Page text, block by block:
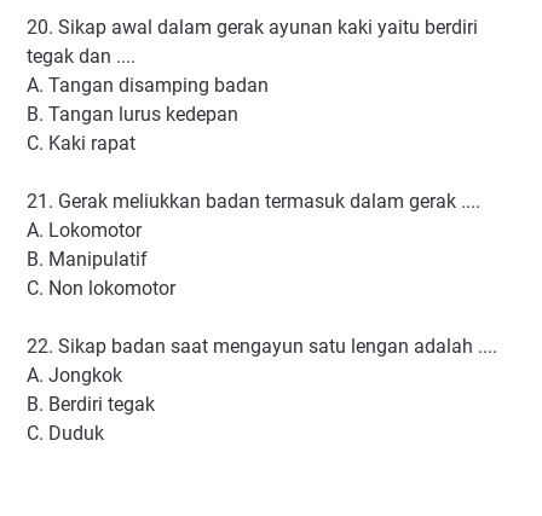
20. Sikap awal dalam gerak ayunan kaki yaitu berdiri
tegak dan ....
A. Tangan disamping badan
B. Tangan lurus kedepan
C. Kaki rapat
21. Gerak meliukkan badan termasuk dalam gerak ....
A. Lokomotor
B. Manipulatif
C. Non lokomotor
22. Sikap badan saat mengayun satu lengan adalah ....
A. Jongkok
B. Berdiri tegak
C. Duduk